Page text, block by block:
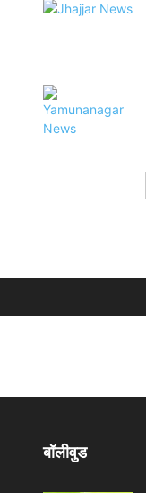
बॉलीवुड